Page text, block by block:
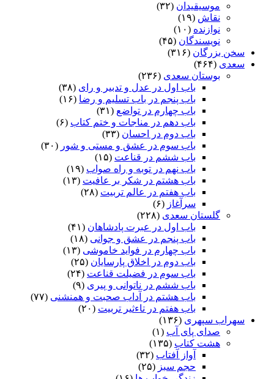
موسیقیدان (۳۲)
نقاش (۱۹)
نوازنده (۱۰)
نویسندگان (۴۵)
سخن بزرگان (۳۱۶)
سعدی (۴۶۴)
بوستان سعدی (۲۳۶)
باب اول در عدل و تدبیر و رای (۳۸)
باب پنجم در باب تسلیم و رضا (۱۶)
باب چهارم در تواضع (۳۱)
باب دهم در مناجات و ختم کتاب (۶)
باب دوم در احسان (۳۳)
باب سوم در عشق و مستی و شور (۳۰)
باب ششم در قناعت (۱۵)
باب نهم در توبه و راه صواب (۱۹)
باب هشتم در شکر بر عافیت (۱۳)
باب هفتم در عالم تربیت (۲۸)
سرآغاز (۶)
گلستان سعدی (۲۲۸)
باب اول در عبرت پادشاهان (۴۱)
باب پنجم در عشق و جوانى (۱۸)
باب چهارم در فواید خاموشى (۱۳)
باب دوم در اخلاق پارسایان (۲۵)
باب سوم در فضیلت قناعت (۲۴)
باب ششم در ناتوانى و پیرى (۹)
باب هشتم در آداب صحبت و همنشنى (۷۷)
باب هفتم در تاءثیر تربیت (۲۰)
سهراب سپهری (۱۳۶)
صدای پای آب (۱)
هشت کتاب (۱۳۵)
آواز آفتاب (۳۲)
حجم سبز (۲۵)